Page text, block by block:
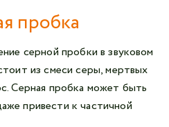
пробка
серной пробки в звуковом
из смеси серы, мертвых
Серная пробка может быть
привести к частичной